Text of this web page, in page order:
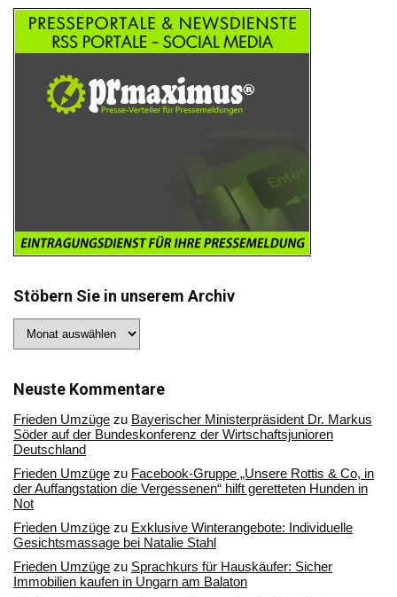
Stöbern Sie in unserem Archiv
Sie
Archiv
Neuste Kommentare
Frieden Umzüge zu Bayerischer Ministerpräsident Dr. Markus
Söder auf der Bundeskonferenz der Wirtschaftsjunioren
Deutschland
Frieden Umzüge zu Facebook-Gruppe „Unsere Rottis & Co, in
der Auffangstation die Vergessenen“ hilft geretteten Hunden in
Not
Frieden Umzüge zu Exklusive Winterangebote: Individuelle
Gesichtsmassage bei Natalie Stahl
Frieden Umzüge zu Sprachkurs für Hauskäufer: Sicher
Immobilien kaufen in Ungarn am Balaton